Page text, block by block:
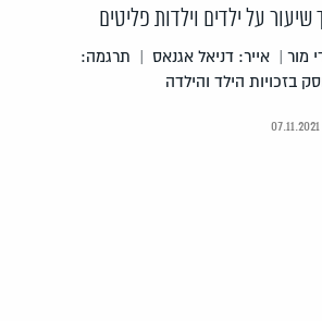
על ילדים וילדות פליטים
מור | אייר: דניאל אגנאס | תרגמה:
בזכויות הילד והילדה